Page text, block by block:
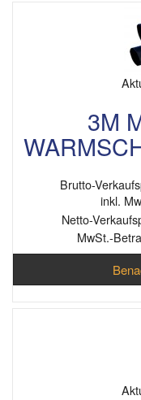
3M
Brutto-
inkl.
Netto-
MwSt.-